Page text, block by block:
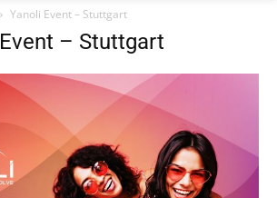
Yanoli Event – Stuttgart
– Stuttgart